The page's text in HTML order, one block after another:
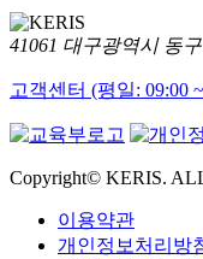
41061 대구광역시 동
고객센터 (평일: 09:00
Copyright© KERIS.
이용약관
개인정보처리방